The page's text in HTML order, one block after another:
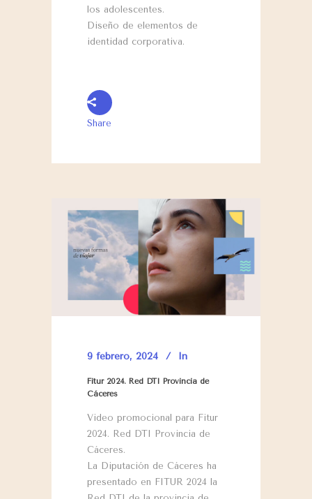
los adolescentes.
Diseño de elementos de
identidad corporativa.
Share
9 febrero, 2024 In
Fitur 2024. Red DTI Provincia de
Cáceres
Video promocional para Fitur
2024. Red DTI Provincia de
Cáceres.
La Diputación de Cáceres ha
presentado en FITUR 2024 la